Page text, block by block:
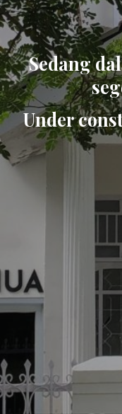
Sedang
Under